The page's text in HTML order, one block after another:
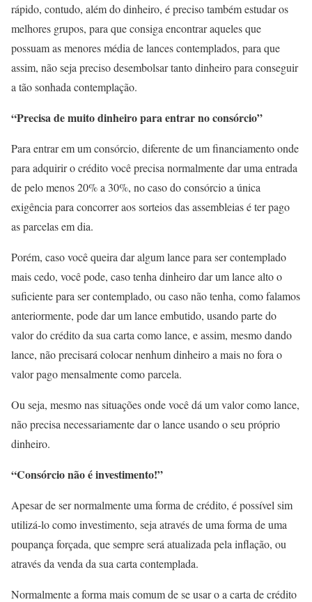
rápido, contudo, além do dinheiro, é preciso também estudar os
melhores grupos, para que consiga encontrar aqueles que
possuam as menores média de lances contemplados, para que
assim, não seja preciso desembolsar tanto dinheiro para conseguir
a tão sonhada contemplação.
“Precisa de muito dinheiro para entrar no consórcio”
Para entrar em um consórcio, diferente de um financiamento onde
para adquirir o crédito você precisa normalmente dar uma entrada
de pelo menos 20% a 30%, no caso do consórcio a única
exigência para concorrer aos sorteios das assembleias é ter pago
as parcelas em dia.
Porém, caso você queira dar algum lance para ser contemplado
mais cedo, você pode, caso tenha dinheiro dar um lance alto o
suficiente para ser contemplado, ou caso não tenha, como falamos
anteriormente, pode dar um lance embutido, usando parte do
valor do crédito da sua carta como lance, e assim, mesmo dando
lance, não precisará colocar nenhum dinheiro a mais no fora o
valor pago mensalmente como parcela.
Ou seja, mesmo nas situações onde você dá um valor como lance,
não precisa necessariamente dar o lance usando o seu próprio
dinheiro.
“Consórcio não é investimento!”
Apesar de ser normalmente uma forma de crédito, é possível sim
utilizá-lo como investimento, seja através de uma forma de uma
poupança forçada, que sempre será atualizada pela inflação, ou
através da venda da sua carta contemplada.
Normalmente a forma mais comum de se usar o a carta de crédito